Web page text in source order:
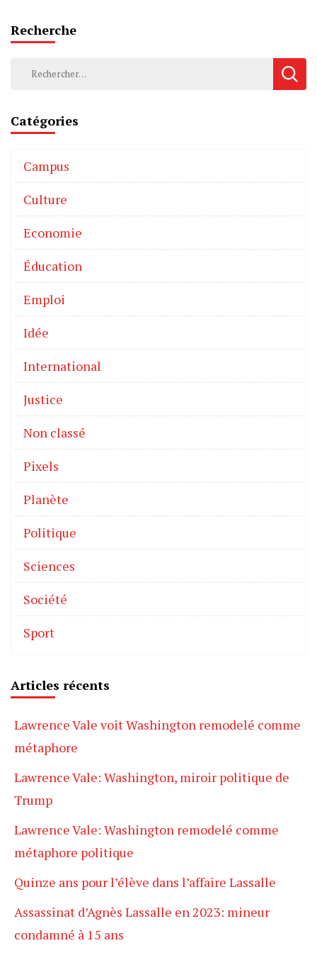
Recherche
Catégories
Campus
Culture
Economie
Éducation
Emploi
Idée
International
Justice
Non classé
Pixels
Planète
Politique
Sciences
Société
Sport
Articles récents
Lawrence Vale voit Washington remodelé comme
métaphore
Lawrence Vale: Washington, miroir politique de
Trump
Lawrence Vale: Washington remodelé comme
métaphore politique
Quinze ans pour l’élève dans l’affaire Lassalle
Assassinat d’Agnès Lassalle en 2023: mineur
condamné à 15 ans